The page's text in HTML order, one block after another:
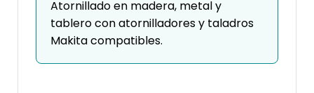
Atornillado en madera, metal y
tablero con atornilladores y taladros
Makita compatibles.